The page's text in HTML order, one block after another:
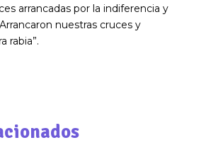
arrancadas por la indiferencia y
nuestras cruces y
rabia”.